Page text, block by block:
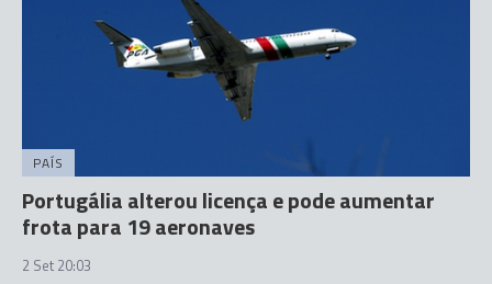
PAÍS
Portugália alterou licença e pode aumentar
frota para 19 aeronaves
2 Set 20:03